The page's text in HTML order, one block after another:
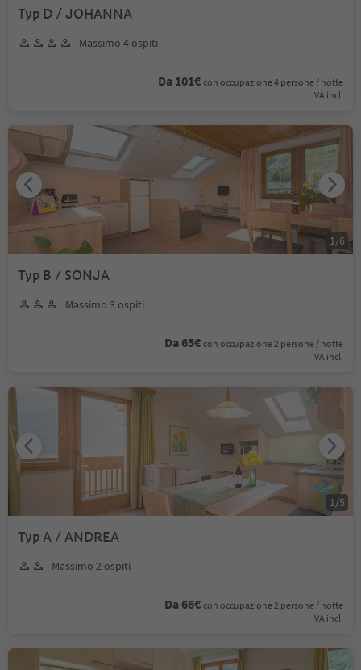
Typ D / JOHANNA
Massimo 4 ospiti
Da 101€ con occupazione 4 persone / notte
IVA incl.
Typ B / SONJA
Massimo 3 ospiti
Da 65€ con occupazione 2 persone / notte
IVA incl.
1 /6
Typ A / ANDREA
Massimo 2 ospiti
Da 66€ con occupazione 2 persone / notte
IVA incl.
1 /5